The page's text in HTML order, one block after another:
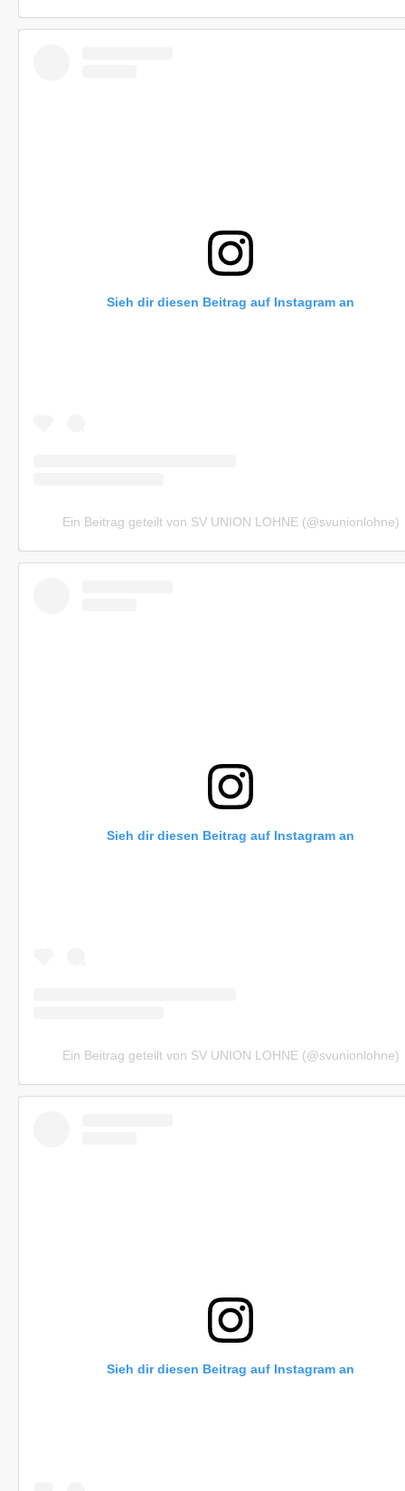
Sieh dir diesen Beitrag auf Instagram an
Ein Beitrag geteilt von SV UNION LOHNE (@svunionlohne)
Sieh dir diesen Beitrag auf Instagram an
Ein Beitrag geteilt von SV UNION LOHNE (@svunionlohne)
Sieh dir diesen Beitrag auf Instagram an